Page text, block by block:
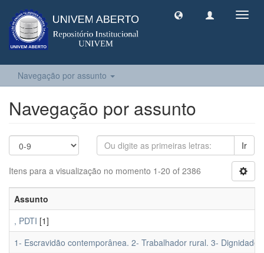
Navegação por assunto
Navegação por assunto
Ir
Itens para a visualização no momento 1-20 of 2386
Assunto
, PDTI [1]
1- Escravidão contemporânea. 2- Trabalhador rural. 3-